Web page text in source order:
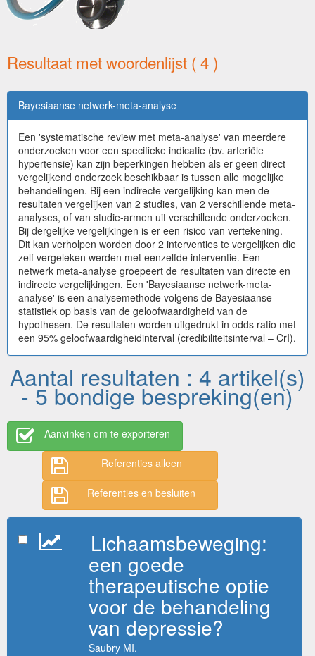
Resultaat met woordenlijst ( 4 )
Bayesiaanse netwerk-meta-analyse
Een 'systematische review met meta-analyse' van meerdere
onderzoeken voor een specifieke indicatie (bv. arteriële
hypertensie) kan zijn beperkingen hebben als er geen direct
vergelijkend onderzoek beschikbaar is tussen alle mogelijke
behandelingen. Bij een indirecte vergelijking kan men de
resultaten vergelijken van 2 studies, van 2 verschillende meta-
analyses, of van studie-armen uit verschillende onderzoeken.
Bij dergelijke vergelijkingen is er een risico van vertekening.
Dit kan verholpen worden door 2 interventies te vergelijken die
zelf vergeleken werden met eenzelfde interventie. Een
netwerk meta-analyse groepeert de resultaten van directe en
indirecte vergelijkingen. Een 'Bayesiaanse netwerk-meta-
analyse' is een analysemethode volgens de Bayesiaanse
statistiek op basis van de geloofwaardigheid van de
hypothesen. De resultaten worden uitgedrukt in odds ratio met
een 95% geloofwaardigheidinterval (credibiliteitsinterval – CrI).
Aantal resultaten : 4 artikel(s)
- 5 bondige bespreking(en)
Aanvinken om te exporteren
Referenties alleen
Referenties en besluiten
Lichaamsbeweging:
een goede
therapeutische optie
voor de behandeling
van depressie?
Saubry MI.